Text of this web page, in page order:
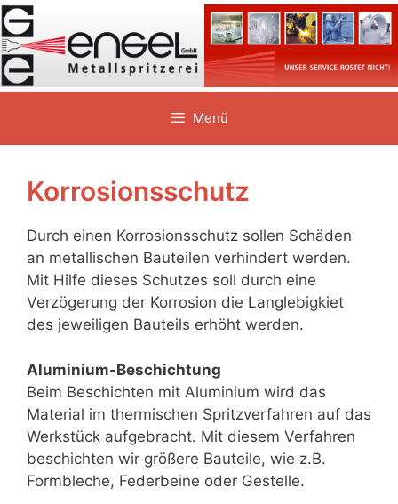
Zum
Inhalt
springen
Menü
Korrosionsschutz
Durch einen Korrosionsschutz sollen Schäden
an metallischen Bauteilen verhindert werden.
Mit Hilfe dieses Schutzes soll durch eine
Verzögerung der Korrosion die Langlebigkiet
des jeweiligen Bauteils erhöht werden.
Aluminium-Beschichtung
Beim Beschichten mit Aluminium wird das
Material im thermischen Spritzverfahren auf das
Werkstück aufgebracht. Mit diesem Verfahren
beschichten wir größere Bauteile, wie z.B.
Formbleche, Federbeine oder Gestelle.